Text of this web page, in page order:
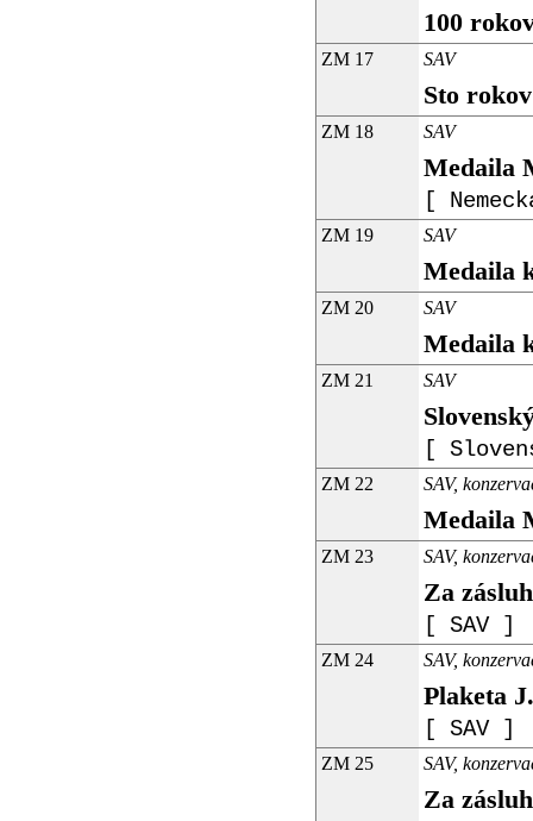
100
ZM 17 SAV
Sto
ZM 18 SAV
Medaila
[
ZM 19 SAV
Medaila
ZM 20 SAV
Medaila
ZM 21 SAV
[
ZM 22 SAV,
Medaila
ZM 23 SAV,
Za
[ SAV ]
ZM 24 SAV,
Plaketa
[ SAV ]
ZM 25 SAV,
Za